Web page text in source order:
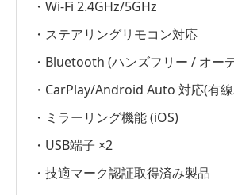
・Wi-Fi 2.4GHz/5GHz
・ステアリングリモコン対応
・Bluetooth (ハンズフリー / オー
・CarPlay/Android Auto 対応(有
・ミラーリング機能 (iOS)
・USB端子 ×2
・技適マーク認証取得済み製品